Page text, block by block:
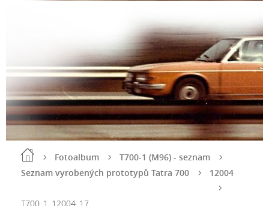
Fotoalbum
T700-1 (M96) - seznam
Seznam vyrobených prototypů Tatra 700
12004
T700_1_12004_17